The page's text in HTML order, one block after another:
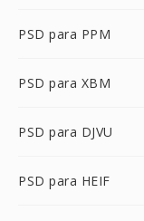
PSD para PPM
PSD para XBM
PSD para DJVU
PSD para HEIF